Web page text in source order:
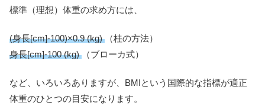
標準（理想）体重の求め方には、
(身長[cm]-100)×0.9 (kg) （桂の方法）
身長[cm]-100 (kg) （ブローカ式）
など、いろいろありますが、BMIという国際的な指標が適正
体重のひとつの目安になります。